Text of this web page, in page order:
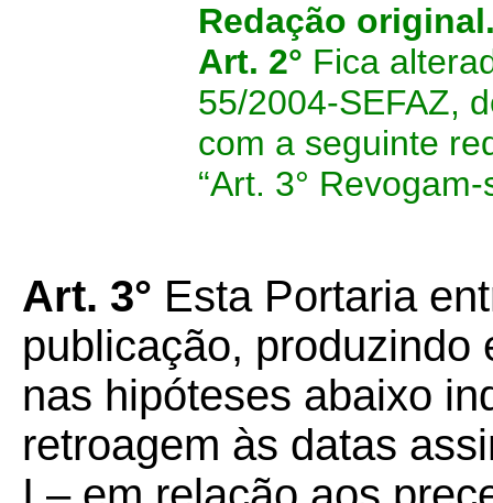
Redação
Art. 2° Fica
55/2004-SEFAZ,
com a seguinte
“Art. 3°
Art. 3° Esta Portaria
publicação, produzindo
nas hipóteses abaixo
retroagem às datas